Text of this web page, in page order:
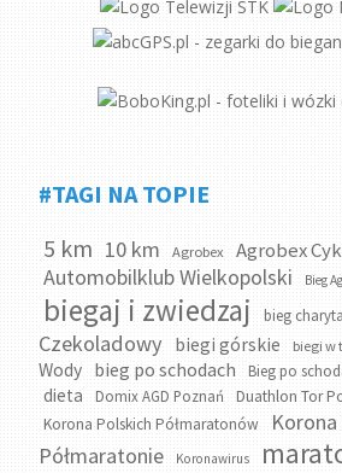
#TAGI NA TOPIE
5 km 10 km Agrobex Agrobex
Automobilklub Wielkopolski Bieg
biegaj i zwiedzaj bieg
Czekoladowy
biegi górskie biegi w
Wody bieg po schodach Bieg po
dieta Domix AGD Poznań Duathlon Tor
Korona Polskich Półmaratonów
Półmaratonie
Koronawirus